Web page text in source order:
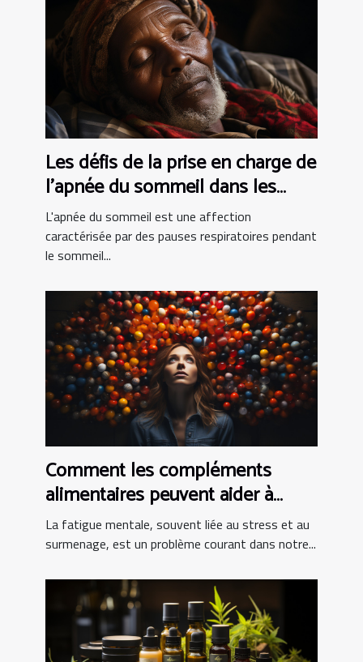
Les défis de la prise en charge de
l'apnée du sommeil dans les
pays en développement
L'apnée du sommeil est une affection
caractérisée par des pauses respiratoires pendant
le sommeil...
Comment les compléments
alimentaires peuvent aider à
combattre la fatigue mentale
La fatigue mentale, souvent liée au stress et au
surmenage, est un problème courant dans notre...